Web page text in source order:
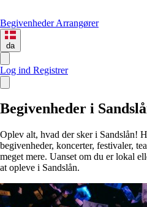
BegivenhederArrangører
da
Log ind Registrer
Begivenheder i
Oplev alt, hvad der sker i Sandslån!
begivenheder, koncerter, festivaler,
meget mere. Uanset om du er lokal
at opleve i Sandslån.